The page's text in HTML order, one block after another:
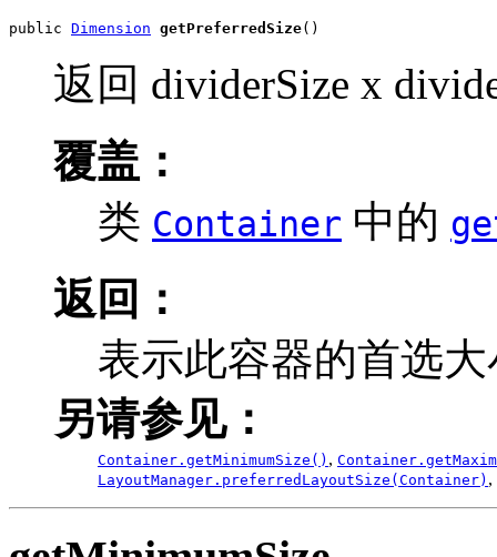
public Dimension getPreferredSize()
返回 dividerSize x
覆盖：
类 Container 中的
返回：
表示此容器的首选
另请参见：
Container.getMinimumSize() ,
LayoutManager.preferredLayoutSize(Container) ,